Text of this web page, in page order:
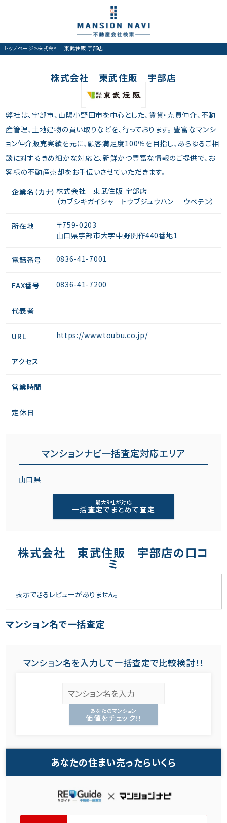
トップページ>株式会社 東武住販 宇部店
株式会社 東武住販 宇部店
弊社は、宇部市、山陽小野田市を中心とした、賃貸・売買仲介、不動
産管理、土地建物の買い取りなどを、行っております。 豊富なマンシ
ョン仲介販売実績を元に、顧客満足度100％を目指し、あらゆるご相
談に対するきめ細かな対応と、新鮮かつ豊富な情報のご提供で、お
客様の不動産売却をお手伝いさせていただきます。
企業名（カナ） 株式会社 東武住販 宇部店
（カブシキガイシャ トウブジュウハン ウベテン）
所在地
〒759-0203
山口県宇部市大字中野開作440番地1
電話番号 0836-41-7001
FAX番号 0836-41-7200
代表者
URL https://www.toubu.co.jp/
アクセス
営業時間
定休日
マンションナビ一括査定対応エリア
山口県
最大9社が対応
一括査定でまとめて査定
株式会社 東武住販 宇部店の口コ
ミ
表示できるレビューがありません。
マンション名で一括査定
マンション名を入力して一括査定で比較検討！！
あなたのマンション
価値をチェック!!
あなたの住まい売ったらいくら